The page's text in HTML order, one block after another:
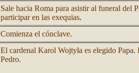
Sale hacia Roma para asistir al funeral del
participar en las exequias.
Comienza el cónclave.
El cardenal Karol Wojtyła es elegido Papa.
Pedro.